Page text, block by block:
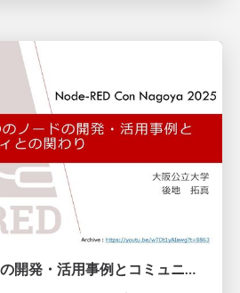
Node-REDのノードの開発・活用事例とコミュニティとの関わり(Node-RED Con Nagoya 2025)